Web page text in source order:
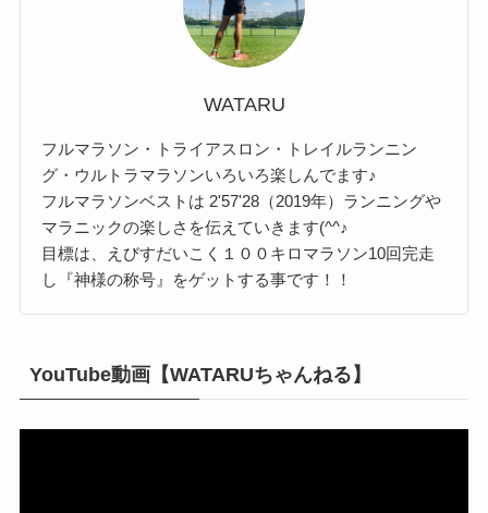
WATARU
フルマラソン・トライアスロン・トレイルランニン
グ・ウルトラマラソンいろいろ楽しんでます♪
フルマラソンベストは 2'57'28（2019年）ランニングや
マラニックの楽しさを伝えていきます(^^♪
目標は、えびすだいこく１００キロマラソン10回完走
し『神様の称号』をゲットする事です！！
YouTube動画【WATARUちゃんねる】